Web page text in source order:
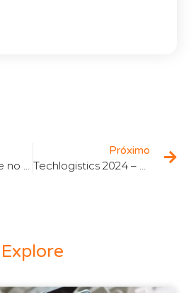
Devlop Presente no Cegid Partner Summit
Próximo
Techlogistics 2024 – 2ª edição
Explore